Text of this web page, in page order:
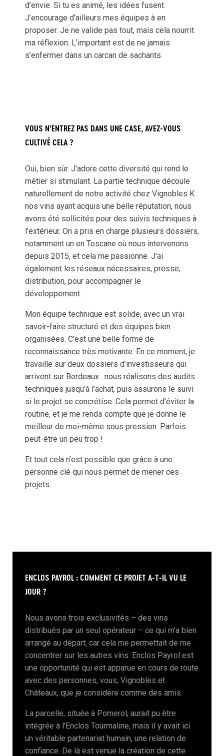
d’envie. Si tu es animé, les idées fusent.
J’encourage d’ailleurs mes équipes à en
proposer. Je ne valide pas tout, mais cela nourrit
ma réflexion. L’important est de ne jamais
s’enfermer dans un carcan de sachants.
VOUS N’ENTREZ PAS DANS UNE CASE, AVEZ-VOUS
CULTIVÉ CELA ?
Oui, bien sûr. J’adore cette diversité qui rend le
métier si stimulant. La partie technique découle
naturellement de notre activité chez Vignobles K :
nos vins ayant acquis une belle réputation, nous
avons été sollicités pour des suivis techniques à
l’extérieur. On a pris en charge plusieurs dossiers,
notamment un en Toscane où nous intervenons
depuis 2015, et cela me passionne. J’ai
également les réseaux nécessaires, presse,
distribution, pour accompagner le
développement.
Mon équipe technique est solide, avec un vrai
savoir-faire structuré et des équipes bien
organisées. C’est une belle forme de
reconnaissance très motivante. En ce moment, je
travaille sur deux dossiers d’investisseurs qui
arrivent sur Bordeaux : nous réalisons des audits
techniques jusqu’à l’achat, puis assurons le suivi
si le projet se concrétise. Cela permet d’éviter la
routine, et je me rends compte que je donne le
meilleur de moi-même sous pression. Parfois
peut-être un peu trop !
Et tout cela n’est possible que grâce à une
personne clé qui nous permet de mener ces
projets.
ENCLOS PAYROL : COMMENT CE PROJET A-T-IL VU LE
JOUR ?
Nous avons trois exclusivités – des vins
distribués par un seul opérateur – ce qui m’a bien
arrangé au départ, car cela me permettait de me
concentrer sur les autres vins. Enclos Payrol est
une opportunité qui est apparue en cours de route
avec des personnes, vous, Vignobles et
Châteaux, que je considère comme des amis.
La parcelle, située à Pomerol, aurait pu être
intégrée à l’Enclos Tourmaline, mais il y avait ici
un véritable partenariat humain, une relation de
confiance. De là est venue la création de cette